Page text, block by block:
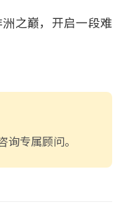
之巅，开启一段难
专属顾问。